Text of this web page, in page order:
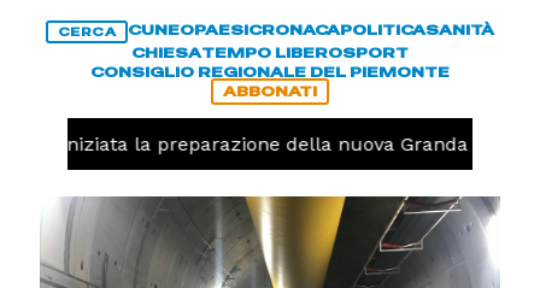
CERCA CUNEOPAESICRONACAPOLITICASANITÀ
CHIESATEMPO LIBEROSPORT
CONSIGLIO REGIONALE DEL PIEMONTE
ABBONATI
iniziata la preparazione della nuova Granda Volley